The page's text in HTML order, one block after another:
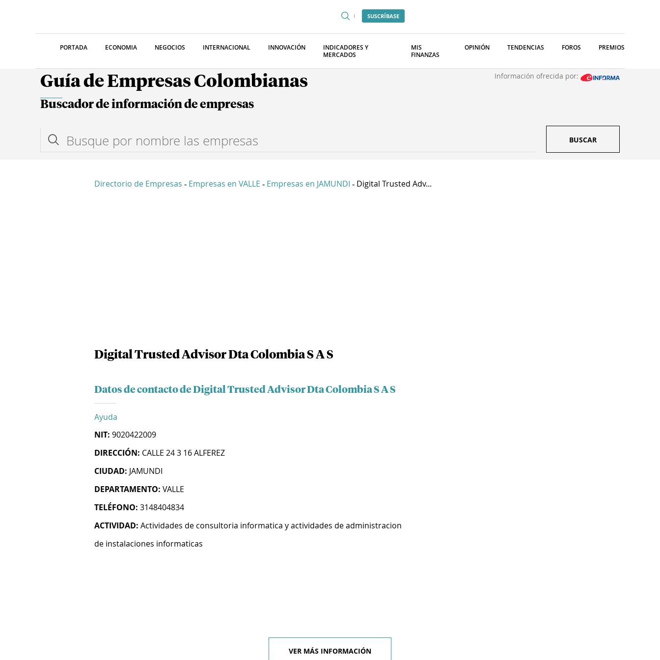
SUSCRÍBASE
PORTADA ECONOMIA NEGOCIOS INTERNACIONAL INNOVACIÓN
INDICADORES Y
MERCADOS
MIS
FINANZAS
OPINIÓN TENDENCIAS FOROS PREMIOS
Guía de Empresas Colombianas Información ofrecida por:
Buscador de información de empresas
BUSCAR
Directorio de Empresas - Empresas en VALLE - Empresas en JAMUNDI - Digital Trusted Adv...
Digital Trusted Advisor Dta Colombia S A S
Datos de contacto de Digital Trusted Advisor Dta Colombia S A S
Ayuda
NIT: 9020422009
DIRECCIÓN: CALLE 24 3 16 ALFEREZ
CIUDAD: JAMUNDI
DEPARTAMENTO: VALLE
TELÉFONO: 3148404834
ACTIVIDAD: Actividades de consultoria informatica y actividades de administracion
de instalaciones informaticas
VER MÁS INFORMACIÓN